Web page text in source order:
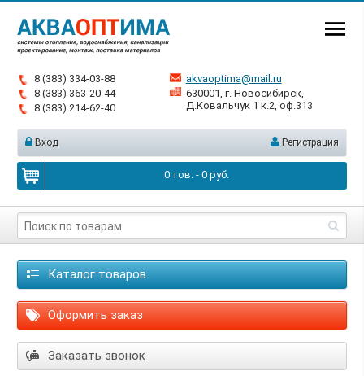
8 (383) 334-03-88
8 (383) 363-20-44
8 (383) 214-62-40
akvaoptima@mail.ru
630001, г. Новосибирск,
Д.Ковальчук 1 к.2, оф.313
Вход Регистрация
0тов. - 0руб.
Каталог товаров
Оформить заказ
Заказать звонок